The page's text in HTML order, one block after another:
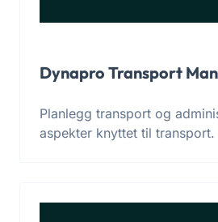
Dynapro Transport
Planlegg transport og
aspekter knyttet til transport.